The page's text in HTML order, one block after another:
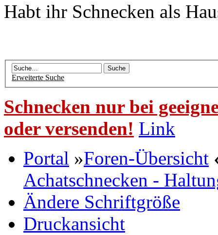
Habt ihr Schnecken als
Erweiterte Suche
Schnecken nur bei
oder versenden! Link
Portal »Foren-Übersicht
Achatschnecken -
Ändere Schriftgröße
Druckansicht